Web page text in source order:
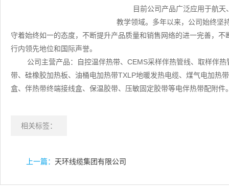
目前公司产品广泛应用于航
教学领域。多年以来，公司始终坚
守着始终如一的态度，不断提升产品质量和销售网络的进一完善，
行内领先地位和国际声誉。
公司主营产品：自控温伴热带、CEMS采样伴热管线、取样伴
带、硅橡胶加热板、油桶电加热带TXLP地暖发热电缆、煤气电加热
盒、伴热带终端接线盒、保温胶带、压敏固定胶带等电伴热带配附件
相关标签：
上一篇： 天环线缆集团有限公司